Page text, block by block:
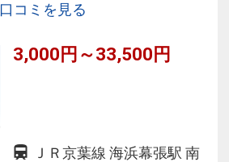
口コミを見る
3,000円～33,500円
ＪＲ京葉線 海浜幕張駅 南